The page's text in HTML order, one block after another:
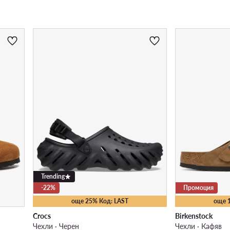
още 25% Код: LAST
Trending
-22%
Crocs
Чехли · Черен
още
Промоция
Birkenstock
Чехли · Кафяв